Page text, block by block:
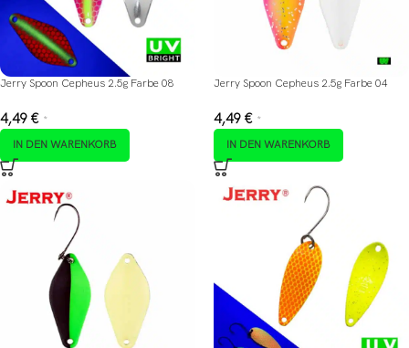
Jerry Spoon Cepheus 2.5g Farbe 08
4,49 € *
IN DEN WARENKORB
Jerry Spoon Cepheus 2.5g Farbe 04
4,49 € *
IN DEN WARENKORB